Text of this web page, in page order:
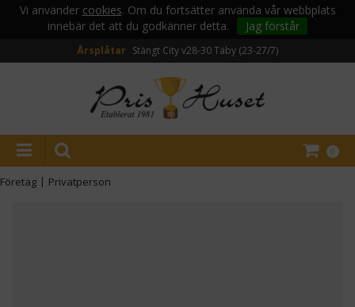
Vi använder cookies. Om du fortsätter använda vår webbplats
innebär det att du godkänner detta.
Jag förstår
Årsplåtar Stängt City v28-30Täby (23-27/7)
0
Företag | Privatperson